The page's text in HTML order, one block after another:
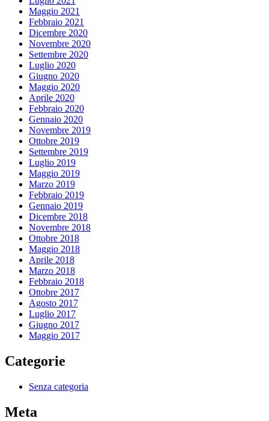
Maggio 2021
Febbraio 2021
Dicembre 2020
Novembre 2020
Settembre 2020
Luglio 2020
Giugno 2020
Maggio 2020
Aprile 2020
Febbraio 2020
Gennaio 2020
Novembre 2019
Ottobre 2019
Settembre 2019
Luglio 2019
Maggio 2019
Marzo 2019
Febbraio 2019
Gennaio 2019
Dicembre 2018
Novembre 2018
Ottobre 2018
Maggio 2018
Aprile 2018
Marzo 2018
Febbraio 2018
Ottobre 2017
Agosto 2017
Luglio 2017
Giugno 2017
Maggio 2017
Categorie
Senza categoria
Meta